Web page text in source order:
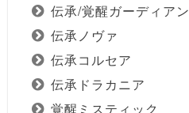
伝承/覚醒ガーディアン
伝承ノヴァ
伝承コルセア
伝承ドラカニア
覚醒ミスティック